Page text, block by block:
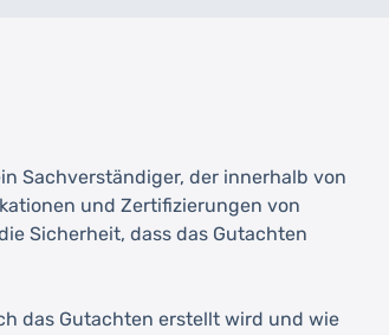
Sachverständiger, der innerhalb von
und Zertifizierungen von
Sicherheit, dass das Gutachten
das Gutachten erstellt wird und wie